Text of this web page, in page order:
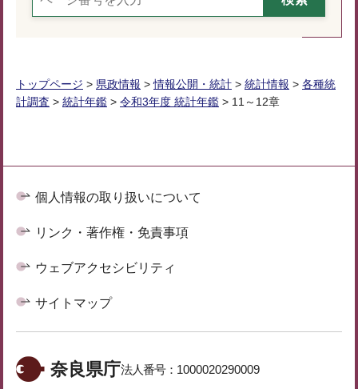
トップページ > 県政情報 >情報公開・統計 > 統計情報 > 各種統
計調査 > 統計年鑑 > 令和3年度 統計年鑑 > 11～12章
個人情報の取り扱いについて
リンク・著作権・免責事項
ウェブアクセシビリティ
サイトマップ
奈良県庁法人番号： 1000020290009